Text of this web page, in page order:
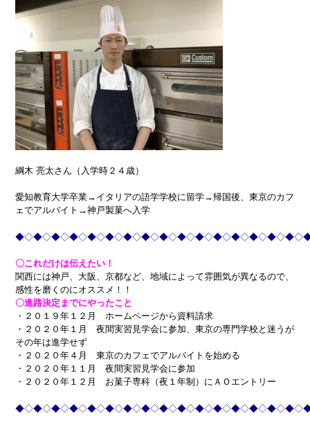
綱木 亮太さん（入学時２４歳）
愛知教育大学卒業→イタリアの語学学校に留学→帰国後、東京のカフ
ェでアルバイト→神戸製菓へ入学
〇これだけは伝えたい！
関西には神戸、大阪、京都など、地域によって雰囲気が異なるので、
感性を磨くのにオススメ！！
〇進路決定までにやったこと
・２０１９年１２月 ホームページから資料請求
・２０２０年１月 夜間実習見学会に参加、東京の専門学校と迷うが
その年は進学せず
・２０２０年４月 東京のカフェでアルバイトを始める
・２０２０年１１月 夜間実習見学会に参加
・２０２０年１２月 お菓子専科（夜１年制）にＡＯエントリー